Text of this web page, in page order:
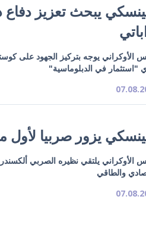
يبحث تعزيز
الأوكراني يوجه بتركيز الجهود على
"استثمار في الدبلوماسية"
يزور صربيا لأول
الأوكراني يلتقي نظيره الصربي
والطاقي